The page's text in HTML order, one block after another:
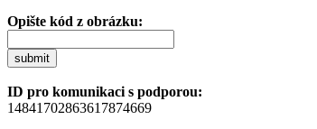
Opište kód z obrázku:
submit
ID pro komunikaci s podporou:
14841702863617874669